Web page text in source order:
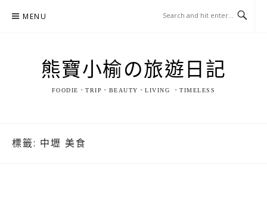
MENU
熊寶小榆の旅遊日記
FOODIE．TRIP．BEAUTY．LIVING ．TIMELESS
標籤: 中壢 美食